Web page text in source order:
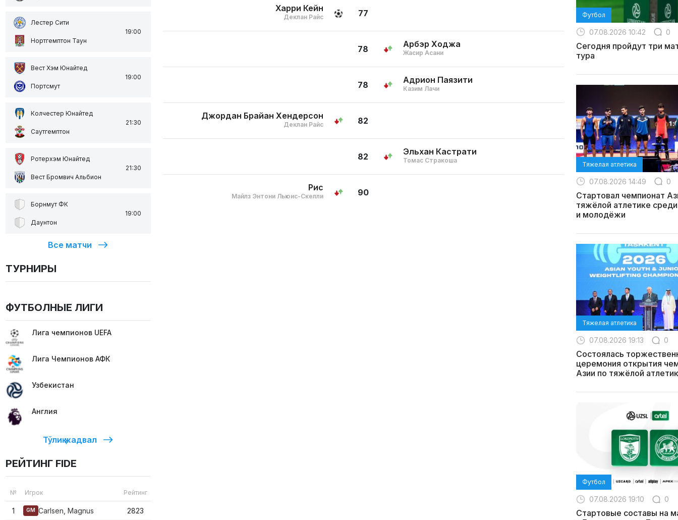
Лестер Сити
Нортгемптон Таун
19:00
Вест Хэм Юнайтед
Портсмут
19:00
Колчестер Юнайтед
Саутгемптон
21:30
Ротерхэм Юнайтед
Вест Бромвич Альбион
21:30
Борнмут ФК
Даунтон
19:00
Все матчи
ТУРНИРЫ
ФУТБОЛНЫЕ ЛИГИ
Лига чемпионов UEFA
Лига Чемпионов АФК
Узбекистан
Англия
Тўлиқ жадвал
РЕЙТИНГ FIDE
№ Игрок Рейтинг
1 GM Carlsen, Magnus 2823
77
Харри Кейн
Деклан Райс
78 Арбэр Ходжа
Жасир Асани
78 Адрион Паязити
Казим Лачи
82
Джордан Брайан Хендерсон
Деклан Райс
82 Эльхан Кастрати
Томас Стракоша
90
Рис
Майлз Энтони Льюис-Скелли
Футбол
07.08.2026 10:42 0
Сегодня пройдут три
тура
Тяжелая атлетика
07.08.2026 14:49 0
Стартовал чемпионат
тяжёлой атлетике
и молодёжи
Тяжелая атлетика
07.08.2026 19:13 0
Состоялась
церемония открытия
Азии по тяжёлой
Футбол
07.08.2026 19:10 0
Стартовые составы на